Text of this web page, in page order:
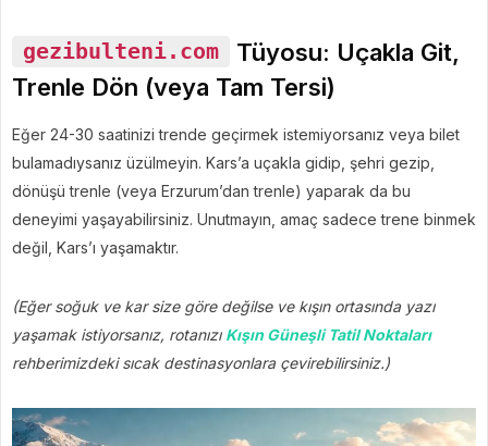
gezibulteni.com
Tüyosu: Uçakla Git,
Trenle Dön (veya Tam Tersi)
Eğer 24-30 saatinizi trende geçirmek istemiyorsanız veya bilet
bulamadıysanız üzülmeyin. Kars’a uçakla gidip, şehri gezip,
dönüşü trenle (veya Erzurum’dan trenle) yaparak da bu
deneyimi yaşayabilirsiniz. Unutmayın, amaç sadece trene binmek
değil, Kars’ı yaşamaktır.
(Eğer soğuk ve kar size göre değilse ve kışın ortasında yazı
yaşamak istiyorsanız, rotanızı Kışın Güneşli Tatil Noktaları
rehberimizdeki sıcak destinasyonlara çevirebilirsiniz.)